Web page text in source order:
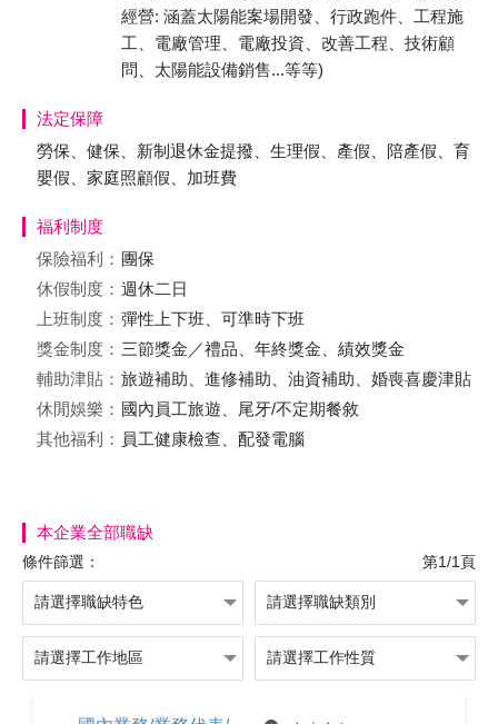
經營: 涵蓋太陽能案場開發、行政跑件、工程施
工、電廠管理、電廠投資、改善工程、技術顧
問、太陽能設備銷售...等等)
法定保障
勞保、健保、新制退休金提撥、生理假、產假、陪產假、育
嬰假、家庭照顧假、加班費
福利制度
保險福利： 團保
休假制度： 週休二日
上班制度： 彈性上下班、可準時下班
獎金制度： 三節獎金／禮品、年終獎金、績效獎金
輔助津貼： 旅遊補助、進修補助、油資補助、婚喪喜慶津貼
休閒娛樂： 國內員工旅遊、尾牙/不定期餐敘
其他福利： 員工健康檢查、配發電腦
本企業全部職缺
條件篩選： 第1/1頁